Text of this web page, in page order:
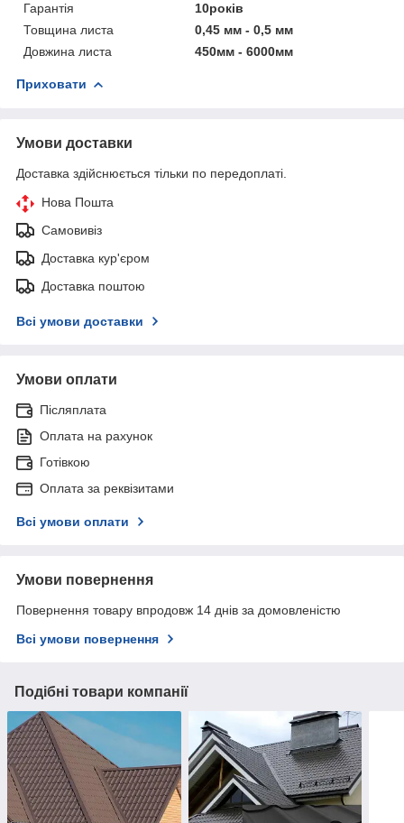
Гарантія
10років
Товщина листа
0,45 мм - 0,5 мм
Довжина листа
450мм - 6000мм
Приховати
Умови доставки
Доставка здійснюється тільки по передоплаті.
Нова Пошта
Самовивіз
Доставка кур'єром
Доставка поштою
Всі умови доставки
Умови оплати
Післяплата
Оплата на рахунок
Готівкою
Оплата за реквізитами
Всі умови оплати
Умови повернення
Повернення товару впродовж 14 днів за домовленістю
Всі умови повернення
Подібні товари компанії